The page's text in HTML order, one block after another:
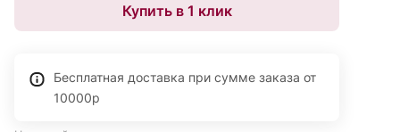
Купить в 1 клик
Бесплатная доставка при сумме заказа от
10000р